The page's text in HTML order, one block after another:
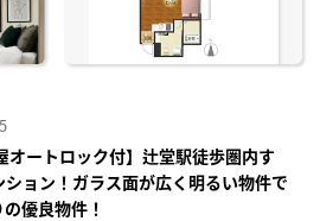
オートロック付】辻堂駅徒歩圏内す
ョン！ガラス面が広く明るい物件で
優良物件！